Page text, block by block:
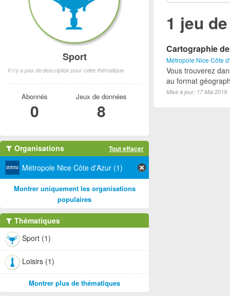
1 jeu
Cartographie
Métropole Nice Côte
Vous trouverez
au format
Mise à jour: 17 Mai 2019
Sport
Il n'y a pas de description pour cette thématique
Abonnés
0
Jeux de données
8
Organisations Tout effacer
Métropole Nice Côte d'Azur (1)
Montrer uniquement les organisations
populaires
Thématiques
Sport (1)
Loisirs (1)
Montrer plus de thématiques